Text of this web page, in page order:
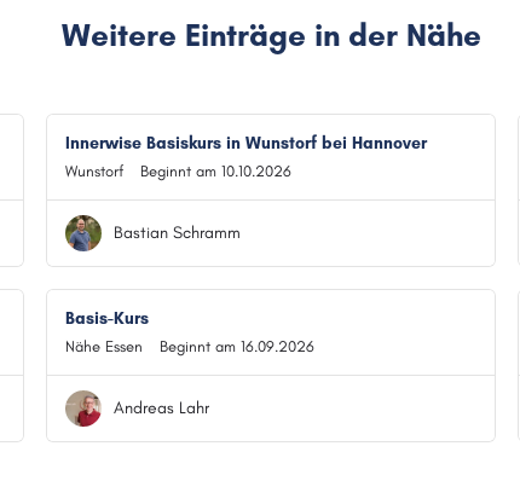
Weitere Einträge in der Nähe
Innerwise Basiskurs in Wunstorf bei Hannover
Wunstorf Beginnt am 10.10.2026
Bastian Schramm
Basis-Kurs
Nähe Essen Beginnt am 16.09.2026
Andreas Lahr